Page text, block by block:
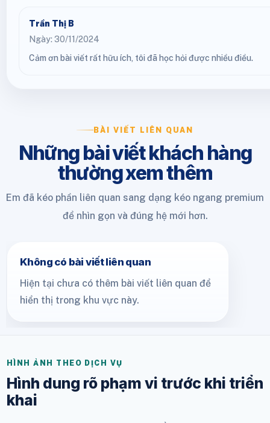
Trần Thị B
Ngày: 30/11/2024
Cảm ơn bài viết rất hữu ích, tôi đã học hỏi được nhiều điều.
BÀI VIẾT LIÊN QUAN
Những bài viết khách hàng
thường xem thêm
Em đã kéo phần liên quan sang dạng kéo ngang premium
để nhìn gọn và đúng hệ mới hơn.
Không có bài viết liên quan
Hiện tại chưa có thêm bài viết liên quan để
hiển thị trong khu vực này.
HÌNH ẢNH THEO DỊCH VỤ
Hình dung rõ phạm vi trước khi triển
khai